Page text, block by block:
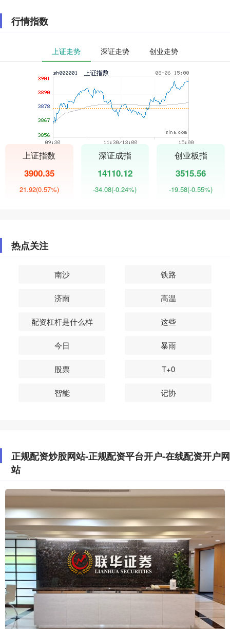
行情指数
上证走势 深证走势 创业走势
上证指数
3900.35
21.92(0.57%)
深证成指
14110.12
-34.08(-0.24%)
创业板指
3515.56
-19.58(-0.55%)
热点关注
南沙 铁路
济南 高温
配资杠杆是什么样 这些
今日 暴雨
股票 T+0
智能 记协
正规配资炒股网站-正规配资平台开户-在线配资开户网
站